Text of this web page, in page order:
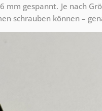
mm gespannt. Je nach
schrauben können –